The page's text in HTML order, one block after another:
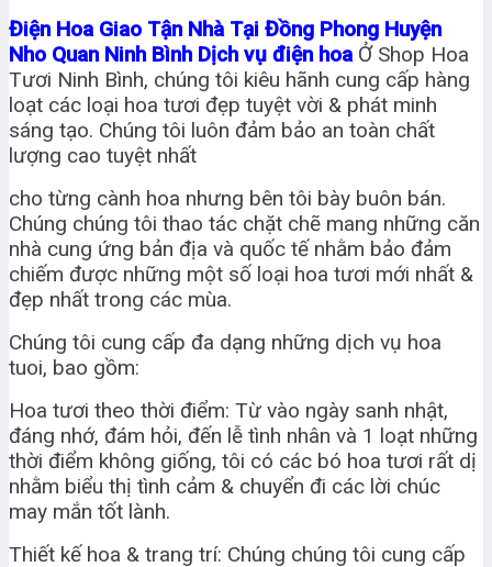
Điện Hoa Giao Tận Nhà Tại Đồng Phong Huyện
Nho Quan Ninh Bình Dịch vụ điện hoa Ở Shop Hoa
Tươi Ninh Bình, chúng tôi kiêu hãnh cung cấp hàng
loạt các loại hoa tươi đẹp tuyệt vời & phát minh
sáng tạo. Chúng tôi luôn đảm bảo an toàn chất
lượng cao tuyệt nhất
cho từng cành hoa nhưng bên tôi bày buôn bán.
Chúng chúng tôi thao tác chặt chẽ mang những căn
nhà cung ứng bản địa và quốc tế nhằm bảo đảm
chiếm được những một số loại hoa tươi mới nhất &
đẹp nhất trong các mùa.
Chúng tôi cung cấp đa dạng những dịch vụ hoa
tuoi, bao gồm:
Hoa tươi theo thời điểm: Từ vào ngày sanh nhật,
đáng nhớ, đám hỏi, đến lễ tình nhân và 1 loạt những
thời điểm không giống, tôi có các bó hoa tươi rất dị
nhằm biểu thị tình cảm & chuyển đi các lời chúc
may mắn tốt lành.
Thiết kế hoa & trang trí: Chúng chúng tôi cung cấp